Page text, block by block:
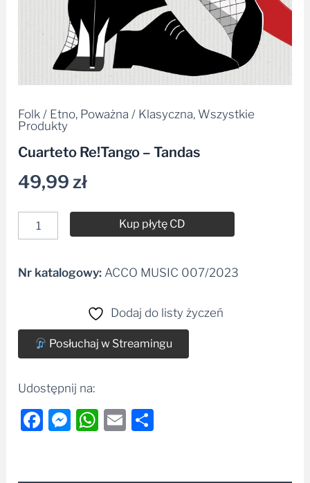
Folk / Etno, Poważna / Klasyczna, Wszystkie
Produkty
Cuarteto Re!Tango – Tandas
49,99zł
Kup płytę CD
Alternative:
Nr katalogowy: ACCO MUSIC 007/2023
Dodaj do listy życzeń
Posłuchaj w Streamingu
Udostępnij na:
Facebook
Messenger
WhatsApp
Email